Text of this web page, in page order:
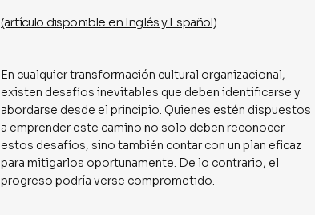
(artículo disponible en Inglés y Español)
En cualquier transformación cultural organizacional,
existen desafíos inevitables que deben identificarse y
abordarse desde el principio. Quienes estén dispuestos
a emprender este camino no solo deben reconocer
estos desafíos, sino también contar con un plan eficaz
para mitigarlos oportunamente. De lo contrario, el
progreso podría verse comprometido.